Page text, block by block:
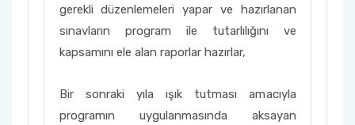
gerekli düzenlemeleri yapar ve hazırlanan
sınavların program ile tutarlılığını ve
kapsamını ele alan raporlar hazırlar,
Bir sonraki yıla ışık tutması amacıyla
programın uygulanmasında aksayan